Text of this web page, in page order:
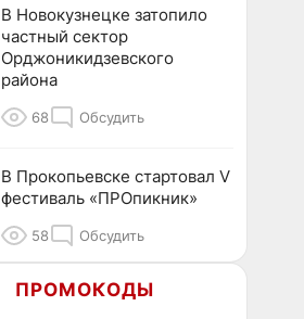
В Новокузнецке затопило
частный сектор
Орджоникидзевского
района
68 Обсудить
В Прокопьевске стартовал V
фестиваль «ПРОпикник»
58 Обсудить
ПРОМОКОДЫ